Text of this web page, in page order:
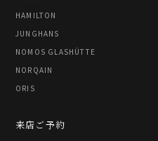
HAMILTON
JUNGHANS
NOMOS GLASHÜTTE
NORQAIN
ORIS
来店ご予約